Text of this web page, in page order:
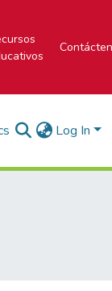
Log In